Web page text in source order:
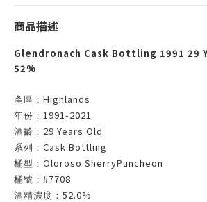
商品描述
Glendronach Cask Bottling 1991 29
52%
產區： Highlands
年份： 1991-2021
酒齡： 29 Years Old
系列： Cask Bottling
桶型： Oloroso SherryPuncheon
桶號： #7708
酒精濃度： 52.0%